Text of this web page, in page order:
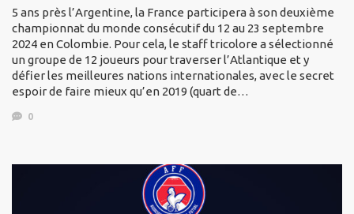
5 ans près l’Argentine, la France participera à son deuxième
championnat du monde consécutif du 12 au 23 septembre
2024 en Colombie. Pour cela, le staff tricolore a sélectionné
un groupe de 12 joueurs pour traverser l’Atlantique et y
défier les meilleures nations internationales, avec le secret
espoir de faire mieux qu’en 2019 (quart de…
0